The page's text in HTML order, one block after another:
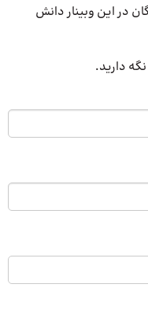
در این وبینار دانش
دارید.